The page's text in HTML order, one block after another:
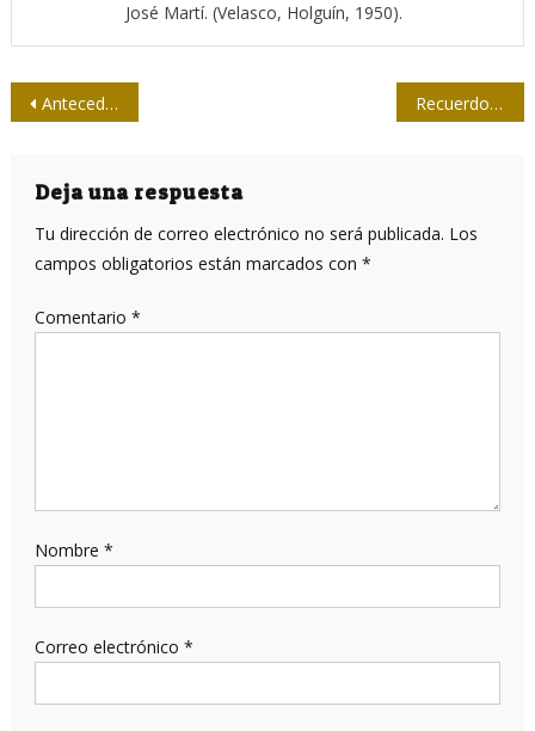
José Martí. (Velasco, Holguín, 1950).
Navegación
entradas
Antecedentes históricos de los anuncios del 17D Recuerdos de la lámpara y otras noches
Deja una respuesta
Tu dirección de correo electrónico no será publicada. Los
campos obligatorios están marcados con *
Comentario *
Nombre *
Correo electrónico *